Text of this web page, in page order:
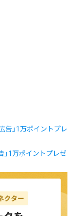
」1万ポイントプレゼ